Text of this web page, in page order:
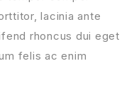
lacinia ante
rhoncus dui eget
felis ac enim